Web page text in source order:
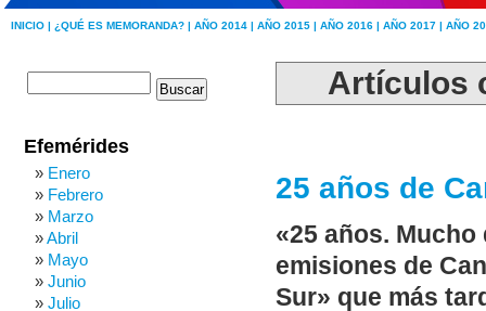
INICIO | ¿QUÉ ES MEMORANDA? | AÑO 2014 | AÑO 2015 | AÑO 2016 | AÑO 2017 | AÑO
Artículos
25 años de
«25 años.
emisiones de
Sur» que más
Efemérides
Enero
Febrero
Marzo
Abril
Mayo
Junio
Julio